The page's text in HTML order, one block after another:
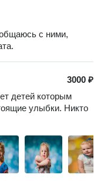
с ними,
3000 ₽
детей которым
улыбки. Никто